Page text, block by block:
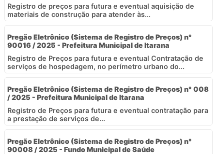
Registro de preços para futura e eventual aquisição de
materiais de construção para atender às...
Pregão Eletrônico (Sistema de Registro de Preços) n°
90016 / 2025 - Prefeitura Municipal de Itarana
Registro de Preços para futura e eventual Contratação de
serviços de hospedagem, no perímetro urbano do...
Pregão Eletrônico (Sistema de Registro de Preços) n° 008
/ 2025 - Prefeitura Municipal de Itarana
Registro de Preços para futura e eventual contratação para
a prestação de serviços de...
Pregão Eletrônico (Sistema de Registro de Preços) n°
90008 / 2025 - Fundo Municipal de Saúde